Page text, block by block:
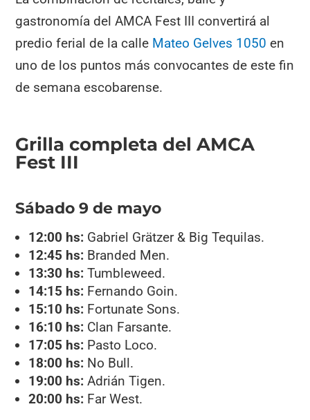
gastronomía del AMCA Fest III convertirá al
predio ferial de la calle Mateo Gelves 1050 en
uno de los puntos más convocantes de este fin
de semana escobarense.
Grilla completa del AMCA
Fest III
Sábado 9 de mayo
12:00 hs: Gabriel Grätzer & Big Tequilas.
12:45 hs: Branded Men.
13:30 hs:Tumbleweed.
14:15 hs: Fernando Goin.
15:10 hs: Fortunate Sons.
16:10 hs: Clan Farsante.
17:05 hs: Pasto Loco.
18:00 hs: No Bull.
19:00 hs:Adrián Tigen.
20:00 hs: Far West.